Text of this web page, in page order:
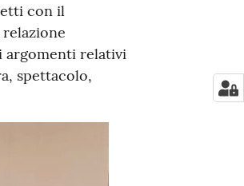
con il
argomenti relativi
spettacolo,